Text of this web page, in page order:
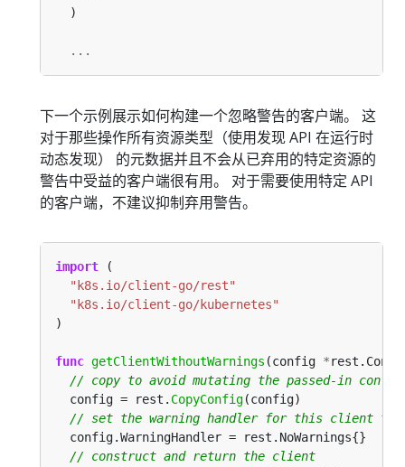
...
下一个示例展示如何构建一个忽略警告的客户端。 这
对于那些操作所有资源类型（使用发现 API 在运行时
动态发现） 的元数据并且不会从已弃用的特定资源的
警告中受益的客户端很有用。 对于需要使用特定 API
的客户端，不建议抑制弃用警告。
import
"k8s.io/client-go/rest"
"k8s.io/client-go/kubernetes"
func getClientWithoutWarnings (config *
  config = rest.
CopyConfig